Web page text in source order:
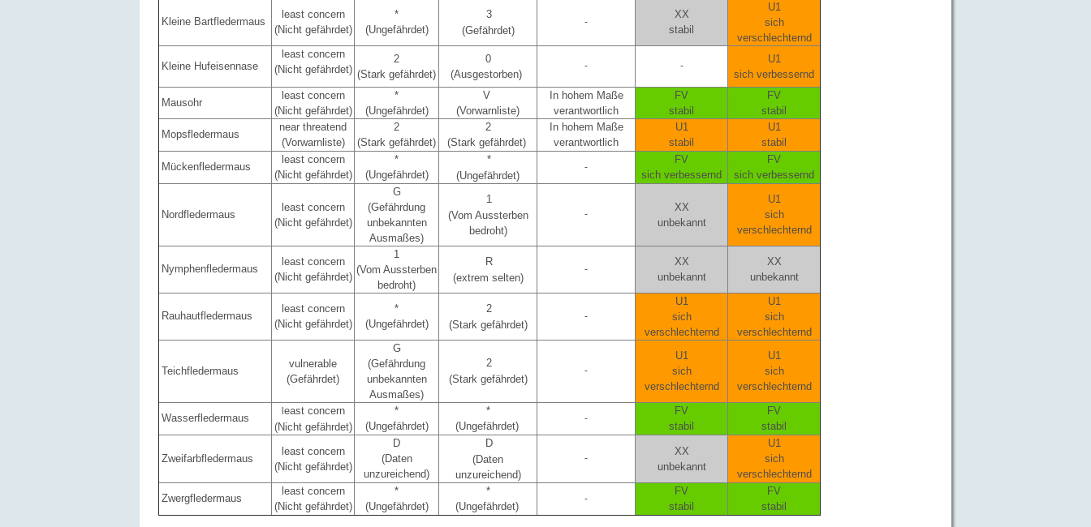
Kleine Bartfledermaus
least concern
(Nicht gefährdet)
*
(Ungefährdet)
3
(Gefährdet)
-
XX
stabil
U1
sich
verschlechternd
Kleine Hufeisennase
least concern
(Nicht gefährdet)
2
(Stark gefährdet)
0
(Ausgestorben)
- -
U1
sich verbessernd
Mausohr
least concern
(Nicht gefährdet)
*
(Ungefährdet)
V
(Vorwarnliste)
In hohem Maße
verantwortlich
FV
stabil
FV
stabil
Mopsfledermaus
near threatend
(Vorwarnliste)
2
(Stark gefährdet)
2
(Stark gefährdet)
In hohem Maße
verantwortlich
U1
stabil
U1
stabil
Mückenfledermaus
least concern
(Nicht gefährdet)
*
(Ungefährdet)
*
(Ungefährdet)
-
FV
sich verbessernd
FV
sich verbessernd
Nordfledermaus
least concern
(Nicht gefährdet)
G
(Gefährdung
unbekannten
Ausmaßes)
1
(Vom Aussterben
bedroht)
-
XX
unbekannt
U1
sich
verschlechternd
Nymphenfledermaus
least concern
(Nicht gefährdet)
1
(Vom Aussterben
bedroht)
R
(extrem selten)
-
XX
unbekannt
XX
unbekannt
Rauhautfledermaus
least concern
(Nicht gefährdet)
*
(Ungefährdet)
2
(Stark gefährdet)
-
U1
sich
verschlechternd
U1
sich
verschlechternd
Teichfledermaus
vulnerable
(Gefährdet)
G
(Gefährdung
unbekannten
Ausmaßes)
2
(Stark gefährdet)
-
U1
sich
verschlechternd
U1
sich
verschlechternd
Wasserfledermaus
east concern
(Nicht gefährdet)
*
(Ungefährdet)
*
(Ungefährdet)
-
FV
stabil
FV
stabil
Zweifarbfledermaus
least concern
(Nicht gefährdet)
D
(Daten
unzureichend)
D
(Daten
unzureichend)
-
XX
unbekannt
U1
sich
verschlechternd
Zwergfledermaus
least concern
(Nicht gefährdet)
*
(Ungefährdet)
*
(Ungefährdet)
-
FV
stabil
FV
stabil